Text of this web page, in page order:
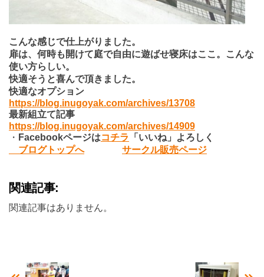
こんな感じで仕上がりました。
扉は、何時も開けて庭で自由に遊ばせ寝床はここ。こんな
使い方らしい。
快適そうと喜んで頂きました。
快適なオプション
https://blog.inugoyak.com/archives/13708
最新組立て記事
https://blog.inugoyak.com/archives/14909
・ Facebookページはコチラ
「いいね」よろしく
ブログトップへ
サークル販売ページ
関連記事:
関連記事はありません。